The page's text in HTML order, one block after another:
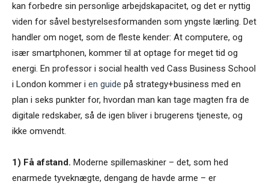
kan forbedre sin personlige arbejdskapacitet, og det er nyttig
viden for såvel bestyrelsesformanden som yngste lærling. Det
handler om noget, som de fleste kender: At computere, og
især smartphonen, kommer til at optage for meget tid og
energi. En professor i social health ved Cass Business School
i London kommer i en guide på strategy+business med en
plan i seks punkter for, hvordan man kan tage magten fra de
digitale redskaber, så de igen bliver i brugerens tjeneste, og
ikke omvendt.
1) Få afstand. Moderne spillemaskiner – det, som hed
enarmede tyveknægte, dengang de havde arme – er